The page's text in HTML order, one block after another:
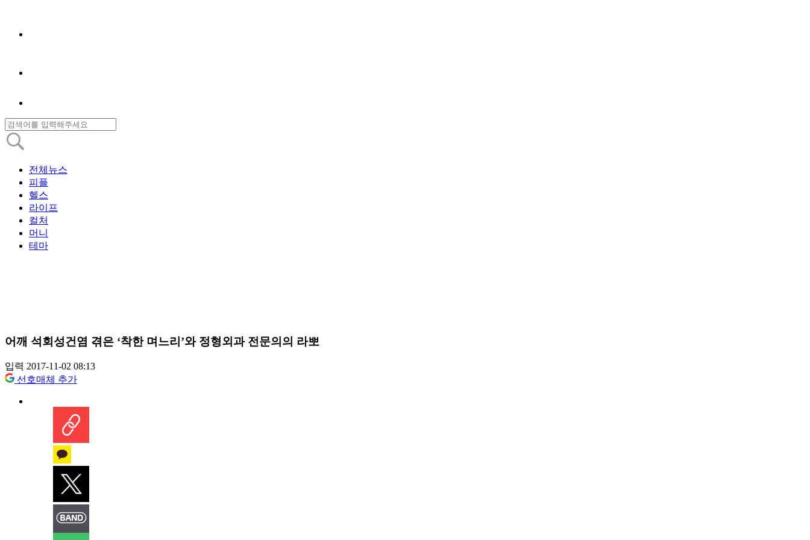
전체뉴스
피플
헬스
라이프
컬처
머니
테마
어깨 석회성건염 겪은 ‘착한 며느리’와 정형외과 전문의의 라뽀
입력 2017-11-02 08:13
선호매체 추가